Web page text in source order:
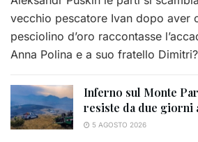
vecchio pescatore Ivan dopo aver
pesciolino d’oro raccontasse
Anna Polina e a suo fratello Dimitri?
Inferno sul Monte
resiste da due giorni
5 AGOSTO 2026